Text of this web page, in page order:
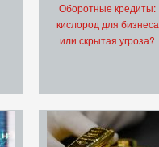
Оборотные кредиты:
кислород для бизнеса
или скрытая угроза?